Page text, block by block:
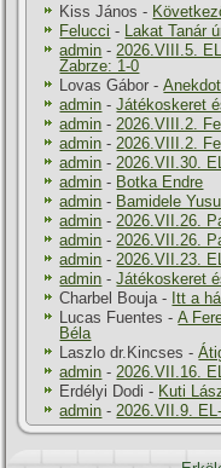
Kiss János -
Felucci -
Lakat Tanár
admin - 2026.VIII.5.
Zabrze: 1-0
Lovas Gábor -
admin -Játékoskeret
admin - 2026.VIII.2.
admin - 2026.VIII.2.
admin - 2026.VII.30.
admin - Botka Endre
admin - Bamidele
admin - 2026.VII.26.
admin - 2026.VII.26.
admin - 2026.VII.23.
admin -Játékoskeret
Charbel Bouja - Itt a
Lucas Fuentes -A
Béla
Laszlo dr.Kincses -
admin - 2026.VII.16.
Erdélyi Dodi - Kuti
admin - 2026.VII.9.